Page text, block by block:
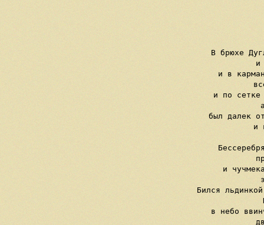
В брюхе
и
и в
и по сетке
был далек
и
и
Бился
в небо